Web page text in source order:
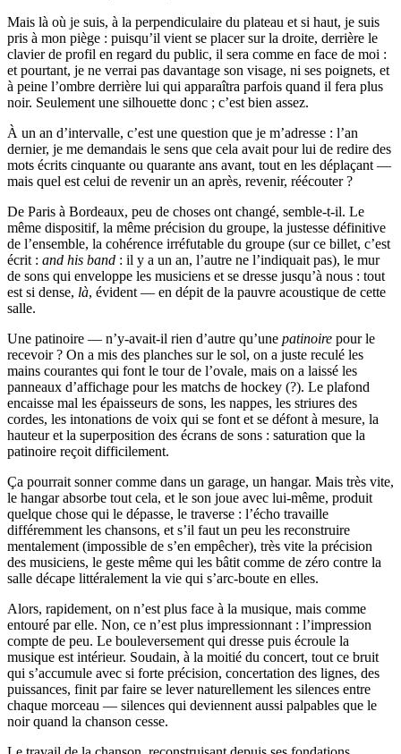
Mais là où je suis, à la perpendiculaire du plateau et si haut, je suis
pris à mon piège : puisqu’il vient se placer sur la droite, derrière le
clavier de profil en regard du public, il sera comme en face de moi :
et pourtant, je ne verrai pas davantage son visage, ni ses poignets, et
à peine l’ombre derrière lui qui apparaîtra parfois quand il fera plus
noir. Seulement une silhouette donc ; c’est bien assez.
À un an d’intervalle, c’est une question que je m’adresse : l’an
dernier, je me demandais le sens que cela avait pour lui de redire des
mots écrits cinquante ou quarante ans avant, tout en les déplaçant —
mais quel est celui de revenir un an après, revenir, réécouter ?
De Paris à Bordeaux, peu de choses ont changé, semble-t-il. Le
même dispositif, la même précision du groupe, la justesse définitive
de l’ensemble, la cohérence irréfutable du groupe (sur ce billet, c’est
écrit : and his band : il y a un an, l’autre ne l’indiquait pas), le mur
de sons qui enveloppe les musiciens et se dresse jusqu’à nous : tout
est si dense, là, évident — en dépit de la pauvre acoustique de cette
salle.
Une patinoire — n’y-avait-il rien d’autre qu’une patinoire pour le
recevoir ? On a mis des planches sur le sol, on a juste reculé les
mains courantes qui font le tour de l’ovale, mais on a laissé les
panneaux d’affichage pour les matchs de hockey (?). Le plafond
encaisse mal les épaisseurs de sons, les nappes, les striures des
cordes, les intonations de voix qui se font et se défont à mesure, la
hauteur et la superposition des écrans de sons : saturation que la
patinoire reçoit difficilement.
Ça pourrait sonner comme dans un garage, un hangar. Mais très vite,
le hangar absorbe tout cela, et le son joue avec lui-même, produit
quelque chose qui le dépasse, le traverse : l’écho travaille
différemment les chansons, et s’il faut un peu les reconstruire
mentalement (impossible de s’en empêcher), très vite la précision
des musiciens, le geste même qui les bâtit comme de zéro contre la
salle décape littéralement la vie qui s’arc-boute en elles.
Alors, rapidement, on n’est plus face à la musique, mais comme
entouré par elle. Non, ce n’est plus impressionnant : l’impression
compte de peu. Le bouleversement qui dresse puis écroule la
musique est intérieur. Soudain, à la moitié du concert, tout ce bruit
qui s’accumule avec si forte précision, concertation des lignes, des
puissances, finit par faire se lever naturellement les silences entre
chaque morceau — silences qui deviennent aussi palpables que le
noir quand la chanson cesse.